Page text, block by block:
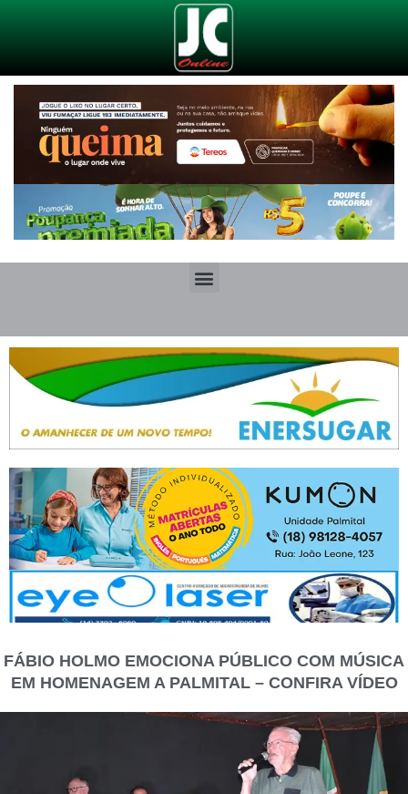
FÁBIO HOLMO EMOCIONA PÚBLICO COM MÚSICA
EM HOMENAGEM A PALMITAL – CONFIRA VÍDEO